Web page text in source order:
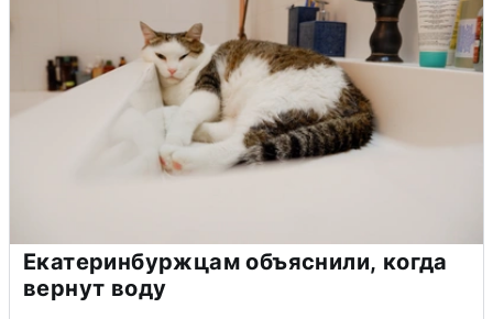
Екатеринбуржцам объяснили, когда
вернут воду